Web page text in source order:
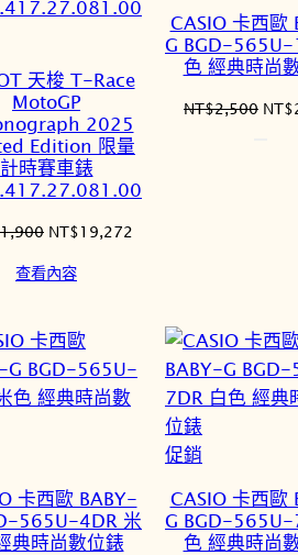
天梭 T-Race
MotoGP
2025
Edition 限量
計時賽車錶
原
價
NT$21,900。
NT$19,272
NT$19,272。
查看內容
商
品
CASIO 卡西歐
G BGD-565U-
色 經典時尚
NT$2,500 原
NT$
卡西歐 BABY-
565U-4DR 米
典時尚數位錶
促銷
商
品
CASIO 卡西歐
G BGD-565U-
色 經典時尚